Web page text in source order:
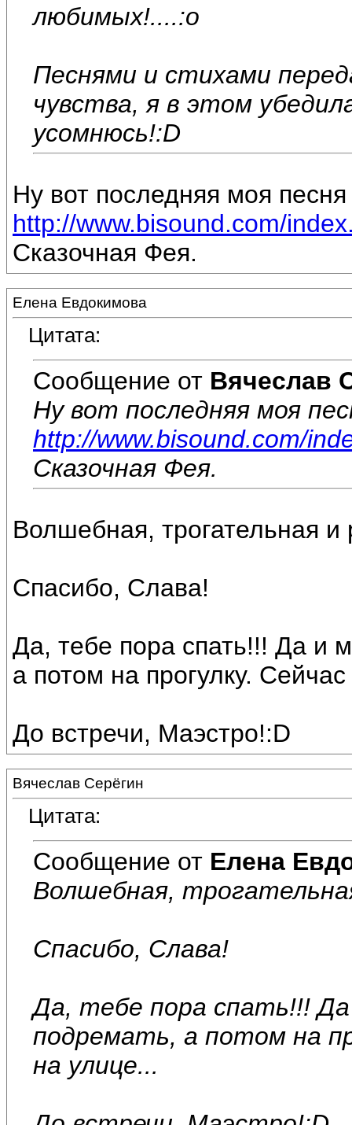
любимых!....:o
Песнями и стихами
чувства, я в этом
усомнюсь!:D
Ну вот последняя моя
http://www.bisound.com/
Сказочная Фея.
Елена Евдокимова
Цитата:
Сообщение от Вячеслав
Ну вот последняя моя
http://www.bisound.com/
Сказочная Фея.
Волшебная, трогательная
Спасибо, Слава!
Да, тебе пора спать!!! Да и
а потом на прогулку.
До встречи, Маэстро!:D
Вячеслав Серёгин
Цитата:
Сообщение от Елена
Волшебная,
Спасибо, Слава!
Да, тебе пора спать!!!
подремать, а потом на
на улице...